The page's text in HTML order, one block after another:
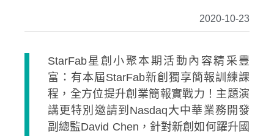
2020-10-23
StarFab星創小聚本期活動內容精采豐
富：有本屆StarFab新創獨享簡報訓練課
程，全方位提升創業簡報實戰力！主題演
講更特別邀請到Nasdaq大中華業務開發
副總監David Chen，針對新創如何躍升國